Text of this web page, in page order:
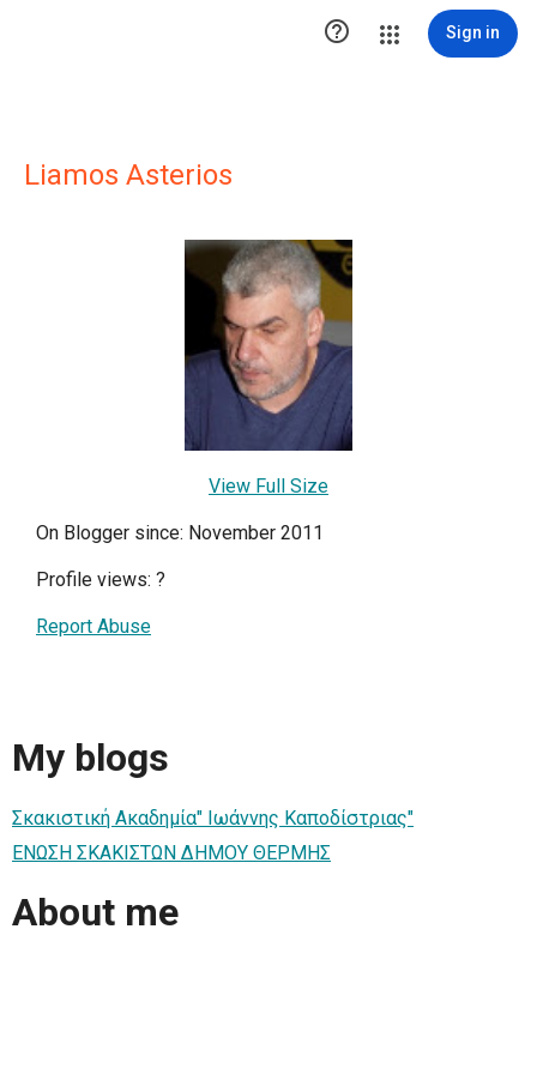
 Sign in
Liamos Asterios
View Full Size
On Blogger since: November 2011
Profile views: ?
Report Abuse
My blogs
Σκακιστική Ακαδημία" Ιωάννης Kαποδίστριας"
ΕΝΩΣΗ ΣΚΑΚΙΣΤΩΝ ΔΗΜΟΥ ΘΕΡΜΗΣ
About me